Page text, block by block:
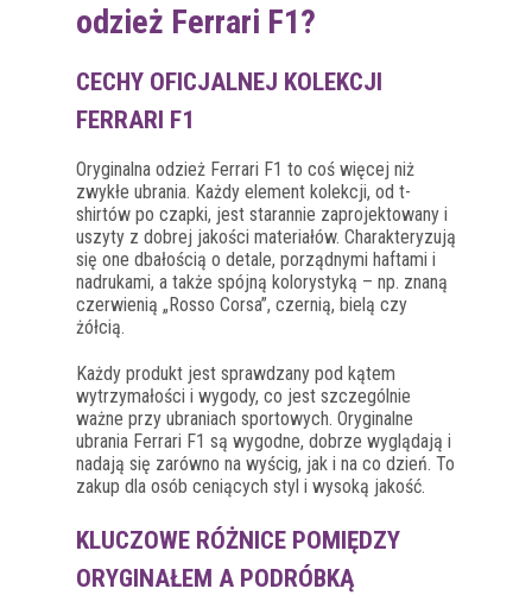
odzież Ferrari F1?
CECHY OFICJALNEJ KOLEKCJI
FERRARI F1
Oryginalna odzież Ferrari F1 to coś więcej niż
zwykłe ubrania. Każdy element kolekcji, od t-
shirtów po czapki, jest starannie zaprojektowany i
uszyty z dobrej jakości materiałów. Charakteryzują
się one dbałością o detale, porządnymi haftami i
nadrukami, a także spójną kolorystyką – np. znaną
czerwienią „Rosso Corsa”, czernią, bielą czy
żółcią.
Każdy produkt jest sprawdzany pod kątem
wytrzymałości i wygody, co jest szczególnie
ważne przy ubraniach sportowych. Oryginalne
ubrania Ferrari F1 są wygodne, dobrze wyglądają i
nadają się zarówno na wyścig, jak i na co dzień. To
zakup dla osób ceniących styl i wysoką jakość.
KLUCZOWE RÓŻNICE POMIĘDZY
ORYGINAŁEM A PODRÓBKĄ